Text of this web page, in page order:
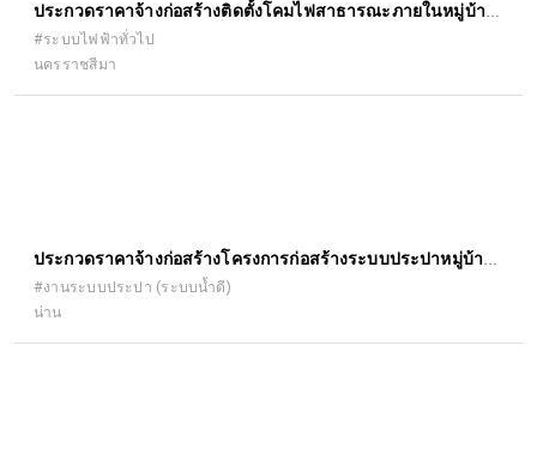
ประกวดราคาจ้างก่อสร้างติดตั้งโคมไฟสาธารณะภายในหมู่บ้าน
หมู่ที่ ๙ บริเวณบ้านนายหยำ เล้า อรุณ - บ้านนายศรศักดิ์ เรือง
รัตนภูมิ ด้วยวิธีประกวดราคาอิเล็กทรอนิกส์ (e-bidding)
#ระบบไฟฟ้าทั่วไป
นครราชสีมา
ประกวดราคาจ้างก่อสร้างโครงการก่อสร้างระบบประปาหมู่บ้าน
พลังงานแสงอาทิตย์ บ้านศรีนาป่าน หมู่ที่ ๑ ตำบลเรือง อำเภอ
เมืองน่าน จังหวัดน่าน ปริมาณงาน ดังนี้ ๑.๑ โครงเหล็กหอถังสูง
๑.๒ ถังกรอง สนิมเหล็ก ๑.๓ โรงควบคุมระบบไฟฟ้า ๑.๔ งานเจาะ
#งานระบบประปา (ระบบน้ำดี)
น่าน